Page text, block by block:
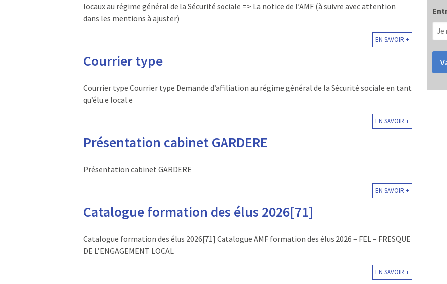
locaux au régime général de la Sécurité sociale => La notice de l’AMF (à suivre avec attention
dans les mentions à ajuster)
EN SAVOIR +
Courrier type
Courrier type Courrier type Demande d’affiliation au régime général de la Sécurité sociale en tant
qu’élu.e local.e
EN SAVOIR +
Présentation cabinet GARDERE
Présentation cabinet GARDERE
EN SAVOIR +
Catalogue formation des élus 2026[71]
Catalogue formation des élus 2026[71] Catalogue AMF formation des élus 2026 – FEL – FRESQUE
DE L’ENGAGEMENT LOCAL
EN SAVOIR +